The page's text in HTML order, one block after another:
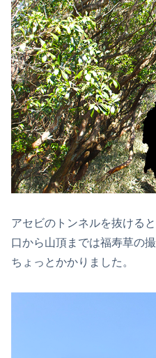
アセビのトンネルを抜ける
口から山頂までは福寿草の
ちょっとかかりました。